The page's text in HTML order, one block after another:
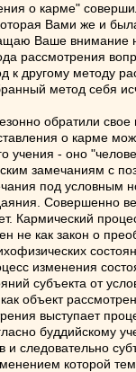
о карме"
Вами же и
Ваше внимание
рассмотрения
к другому методу
метод себя
обратили
о карме
учения - оно
замечаниям с
под условным
Совершенно
Кармический
не как закон о
изменения
субъекта от
объект
выступает
буддийскому
и следовательно
которой